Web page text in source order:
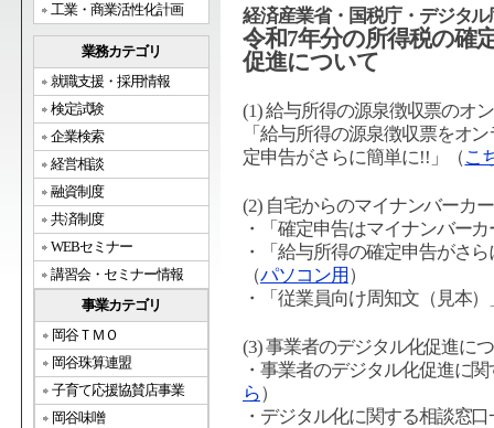
経済産業省・国税庁・デジタル
令和7年分の所得税の確
促進について
(1) 給与所得の源泉徴収票のオ
「給与所得の源泉徴収票をオ
定申告がさらに簡単に!!」（こ
(2) 自宅からのマイナンバーカ
・「確定申告はマイナンバーカ
・「給与所得の確定申告がさ
（パソコン用 ）
・「従業員向け周知文（見本）
(3) 事業者のデジタル化促進に
・事業者のデジタル化促進に
ら）
・デジタル化に関する相談窓
工業・商業活性化計画
業務カテゴリ
就職支援・採用情報
検定試験
企業検索
経営相談
融資制度
共済制度
WEBセミナー
講習会・セミナー情報
事業カテゴリ
岡谷ＴＭＯ
岡谷珠算連盟
子育て応援協賛店事業
岡谷味噌